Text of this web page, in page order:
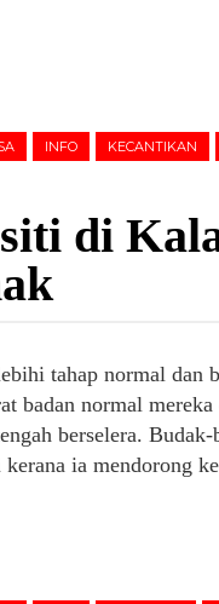
INFO KECANTIKAN
di
tahap normal dan
badan normal
berselera.
ia mendorong